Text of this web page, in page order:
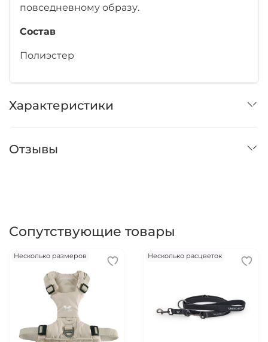
повседневному образу.
Состав
Полиэстер
Характеристики
Отзывы
Сопутствующие товары
Несколько размеров Несколько расцветок